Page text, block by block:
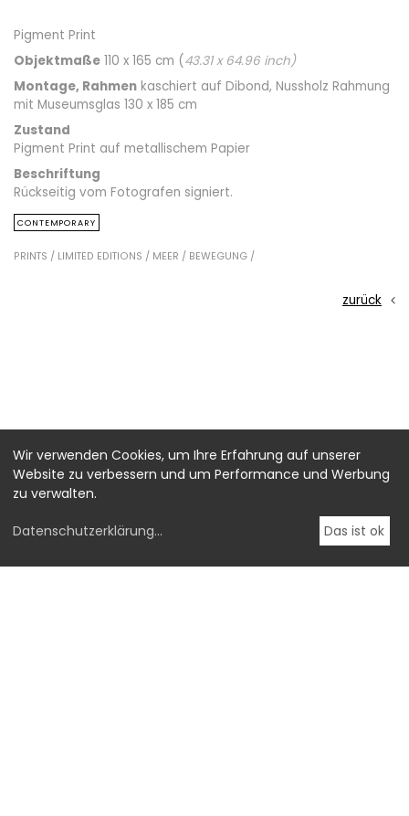
Pigment Print
Objektmaße 110 x 165 cm (43.31x 64.96 inch)
Montage, Rahmen kaschiert auf Dibond, Nussholz Rahmung
mit Museumsglas 130 x 185 cm
Zustand
Pigment Print auf metallischem Papier
Beschriftung
Rückseitig vom Fotografen signiert.
CONTEMPORARY
PRINTS / LIMITED EDITIONS / MEER / BEWEGUNG /
zurück
Wir verwenden Cookies, um Ihre Erfahrung auf unserer
Website zu verbessern und um Performance und Werbung
zu verwalten.
Datenschutzerklärung... Das ist ok